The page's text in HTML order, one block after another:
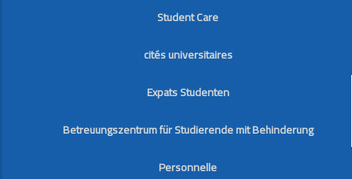
FOOTER
Student Care
cités universitaires
Expats Studenten
Betreuungszentrum für Studierende mit Behinderung
Personnelle